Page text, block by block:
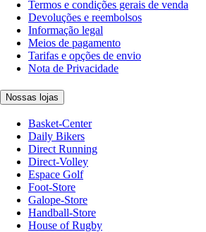
Termos e condições gerais de venda
Devoluções e reembolsos
Informação legal
Meios de pagamento
Tarifas e opções de envio
Nota de Privacidade
Nossas lojas
Basket-Center
Daily Bikers
Direct Running
Direct-Volley
Espace Golf
Foot-Store
Galope-Store
Handball-Store
House of Rugby